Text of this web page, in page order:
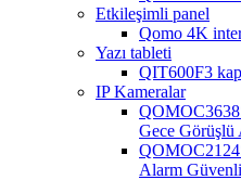
Etkileşimli panel
Qomo 4K
Yazı tableti
QIT600F3
IP Kameralar
Gece Görüşlü
Alarm